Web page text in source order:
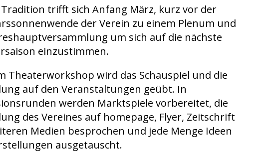
trifft sich Anfang März, kurz vor der
der Verein zu einem Plenum und
um sich auf die nächste
einzustimmen.
Theaterworkshop wird das Schauspiel und die
auf den Veranstaltungen geübt. In
werden Marktspiele vorbereitet, die
des Vereines auf homepage, Flyer, Zeitschrift
Medien besprochen und jede Menge Ideen
ausgetauscht.